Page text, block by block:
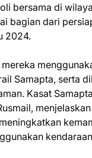
bersama di
bagian dari
2024.
Samapta, serta
Kasat